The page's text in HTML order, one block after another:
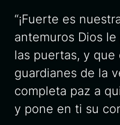
“¡Fuerte es
antemuros Dios le
las puertas, y
guardianes de la
completa paz a
y pone en ti su